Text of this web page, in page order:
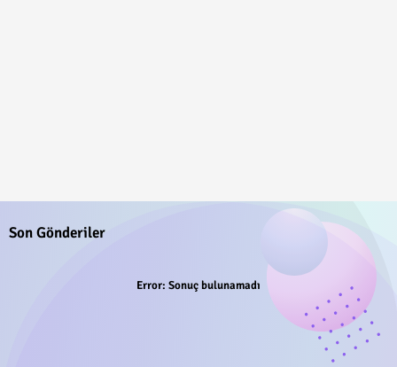
Son Gönderiler
Error: Sonuç bulunamadı